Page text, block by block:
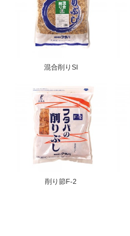
混合削りSI
削り節F-2